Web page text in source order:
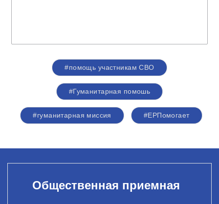
#помощь участникам СВО
#Гуманитарная помошь
#гуманитарная миссия #ЕРПомогает
Общественная приемная